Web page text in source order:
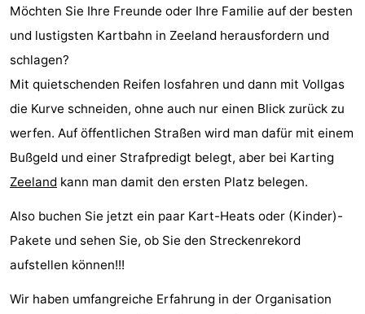
Duinzicht
-
Galgewei
-
Noordzee
Resort
Vlissingen
-
Strandpark
Zeeland
-
Vebenabos
-
Zimmer
Möchten Sie Ihre Freunde oder Ihre Familie auf der besten
und lustigsten Kartbahn in Zeeland herausfordern und
schlagen?
Mit quietschenden Reifen losfahren und dann mit Vollgas
die Kurve schneiden, ohne auch nur einen Blick zurück zu
werfen. Auf öffentlichen Straßen wird man dafür mit einem
Bußgeld und einer Strafpredigt belegt, aber bei Karting
Zeeland kann man damit den ersten Platz belegen.
Also buchen Sie jetzt ein paar Kart-Heats oder (Kinder)-
Pakete und sehen Sie, ob Sie den Streckenrekord
aufstellen können!!!
Wir haben umfangreiche Erfahrung in der Organisation